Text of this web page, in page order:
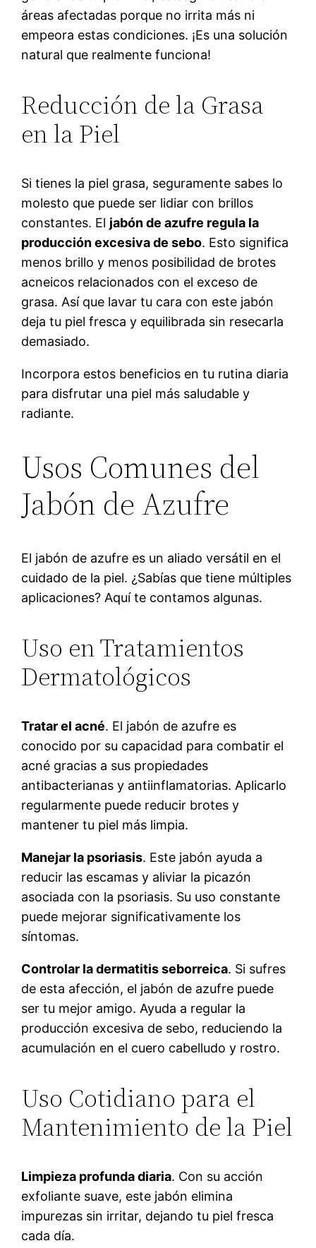
áreas afectadas porque no irrita más ni
empeora estas condiciones. ¡Es una solución
natural que realmente funciona!
Reducción de la Grasa
en la Piel
Si tienes la piel grasa, seguramente sabes lo
molesto que puede ser lidiar con brillos
constantes. El jabón de azufre regula la
producción excesiva de sebo. Esto significa
menos brillo y menos posibilidad de brotes
acneicos relacionados con el exceso de
grasa. Así que lavar tu cara con este jabón
deja tu piel fresca y equilibrada sin resecarla
demasiado.
Incorpora estos beneficios en tu rutina diaria
para disfrutar una piel más saludable y
radiante.
Usos Comunes del
Jabón de Azufre
El jabón de azufre es un aliado versátil en el
cuidado de la piel. ¿Sabías que tiene múltiples
aplicaciones? Aquí te contamos algunas.
Uso en Tratamientos
Dermatológicos
Tratar el acné. El jabón de azufre es
conocido por su capacidad para combatir el
acné gracias a sus propiedades
antibacterianas y antiinflamatorias. Aplicarlo
regularmente puede reducir brotes y
mantener tu piel más limpia.
Manejar la psoriasis. Este jabón ayuda a
reducir las escamas y aliviar la picazón
asociada con la psoriasis. Su uso constante
puede mejorar significativamente los
síntomas.
Controlar la dermatitis seborreica. Si sufres
de esta afección, el jabón de azufre puede
ser tu mejor amigo. Ayuda a regular la
producción excesiva de sebo, reduciendo la
acumulación en el cuero cabelludo y rostro.
Uso Cotidiano para el
Mantenimiento de la Piel
Limpieza profunda diaria. Con su acción
exfoliante suave, este jabón elimina
impurezas sin irritar, dejando tu piel fresca
cada día.